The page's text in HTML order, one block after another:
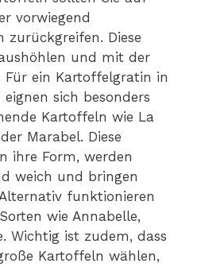
vorwiegend
zurückgreifen. Diese
und mit der
Für ein Kartoffelgratin in
sich besonders
Kartoffeln wie La
Marabel. Diese
ihre Form, werden
weich und bringen
funktionieren
wie Annabelle,
Wichtig ist zudem, dass
Kartoffeln wählen,